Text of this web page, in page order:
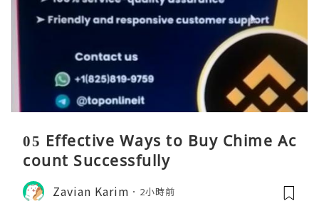
05 Effective Ways to Buy Chime Ac
count Successfully
Zavian Karim 2小時前